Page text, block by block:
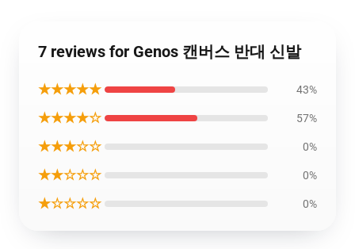
7 reviews for Genos 캔버스 반대 신발
★★★★★ 43%
★★★★☆ 57%
★★★☆☆ 0%
★★☆☆☆ 0%
★☆☆☆☆ 0%